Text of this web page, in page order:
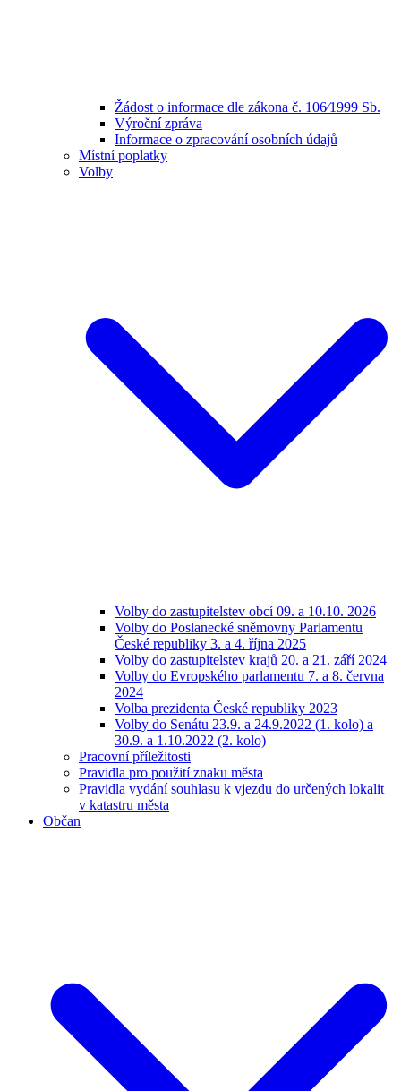
Žádost o informace dle zákona č. 106⁄1999 Sb.
Výroční zpráva
Informace o zpracování osobních údajů
Místní poplatky
Volby
Volby do zastupitelstev obcí 09. a 10.10. 2026
Volby do Poslanecké sněmovny Parlamentu
České republiky 3. a 4. října 2025
Volby do zastupitelstev krajů 20. a 21. září 2024
Volby do Evropského parlamentu 7. a 8. června
2024
Volba prezidenta České republiky 2023
Volby do Senátu 23.9. a 24.9.2022 (1. kolo) a
30.9. a 1.10.2022 (2. kolo)
Pracovní příležitosti
Pravidla pro použití znaku města
Pravidla vydání souhlasu k vjezdu do určených lokalit
v katastru města
Občan